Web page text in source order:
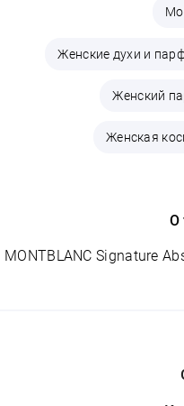
Женские духи и
Женский
Женская
О
MONTBLANC Signature